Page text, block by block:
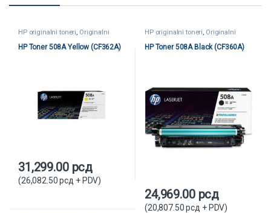
HP originalni toneri, Originalni
Toneri i kertridži
HP Toner 508A Yellow (CF362A)
31,299.00 рсд
(26,082.50рсд + PDV)
HP originalni toneri, Originalni
Toneri i kertridži
HP Toner 508A Black (CF360A)
24,969.00 рсд
(20,807.50рсд + PDV)